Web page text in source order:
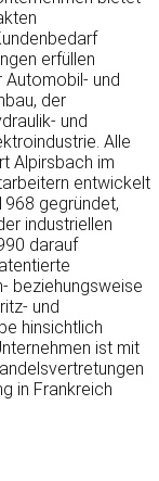
erfüllen
Automobil- und
der
und
Alle
Alpirsbach im
entwickelt
gegründet,
industriellen
darauf
beziehungsweise
und
hinsichtlich
ist mit
in Frankreich